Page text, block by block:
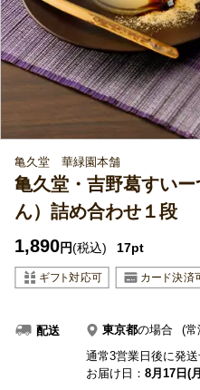
亀久堂 華緑園本舗
亀久堂・吉野葛すい
ん）詰め合わせ１段
1,890円(税込) 17pt
配送 東京都の場合
(常
通常3営業日後に発送
お届け日： 8月17日(